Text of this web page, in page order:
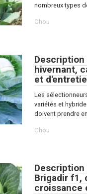
nombreux types
Chou
Description
hivernant,
et
Les
variétés et
doivent prendre
Chou
Description
Brigadir f1,
croissance